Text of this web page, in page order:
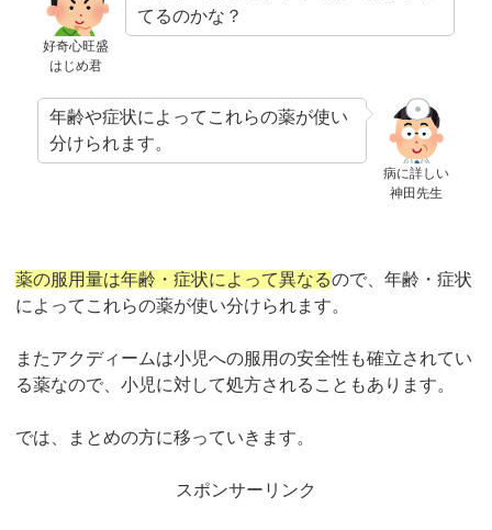
好奇心旺盛
はじめ君
てるのかな？
病に詳しい
神田先生
年齢や症状によってこれらの薬が使い
分けられます。
薬の服用量は年齢・症状によって異なるので、年齢・症状
によってこれらの薬が使い分けられます。
またアクディームは小児への服用の安全性も確立されてい
る薬なので、小児に対して処方されることもあります。
では、まとめの方に移っていきます。
スポンサーリンク